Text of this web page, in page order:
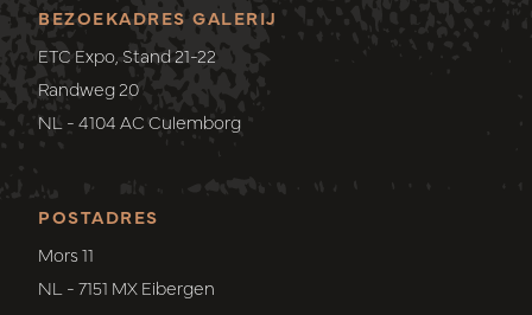
POSTADRES
Mors 11
NL - 7151 MX Eibergen
BEZOEKADRES GALERIJ
ETC Expo, Stand 21-22
Randweg 20
NL - 4104 AC Culemborg